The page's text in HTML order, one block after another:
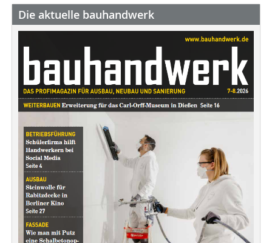
Die aktuelle bauhandwerk